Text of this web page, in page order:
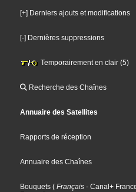
[+] Derniers ajouts et modifications
[-] Dernières suppressions
Temporairement en clair (5)
Recherche des Chaînes
Annuaire des Satellites
Rapports de réception
Annuaire des Chaînes
Bouquets ( Français - Canal+